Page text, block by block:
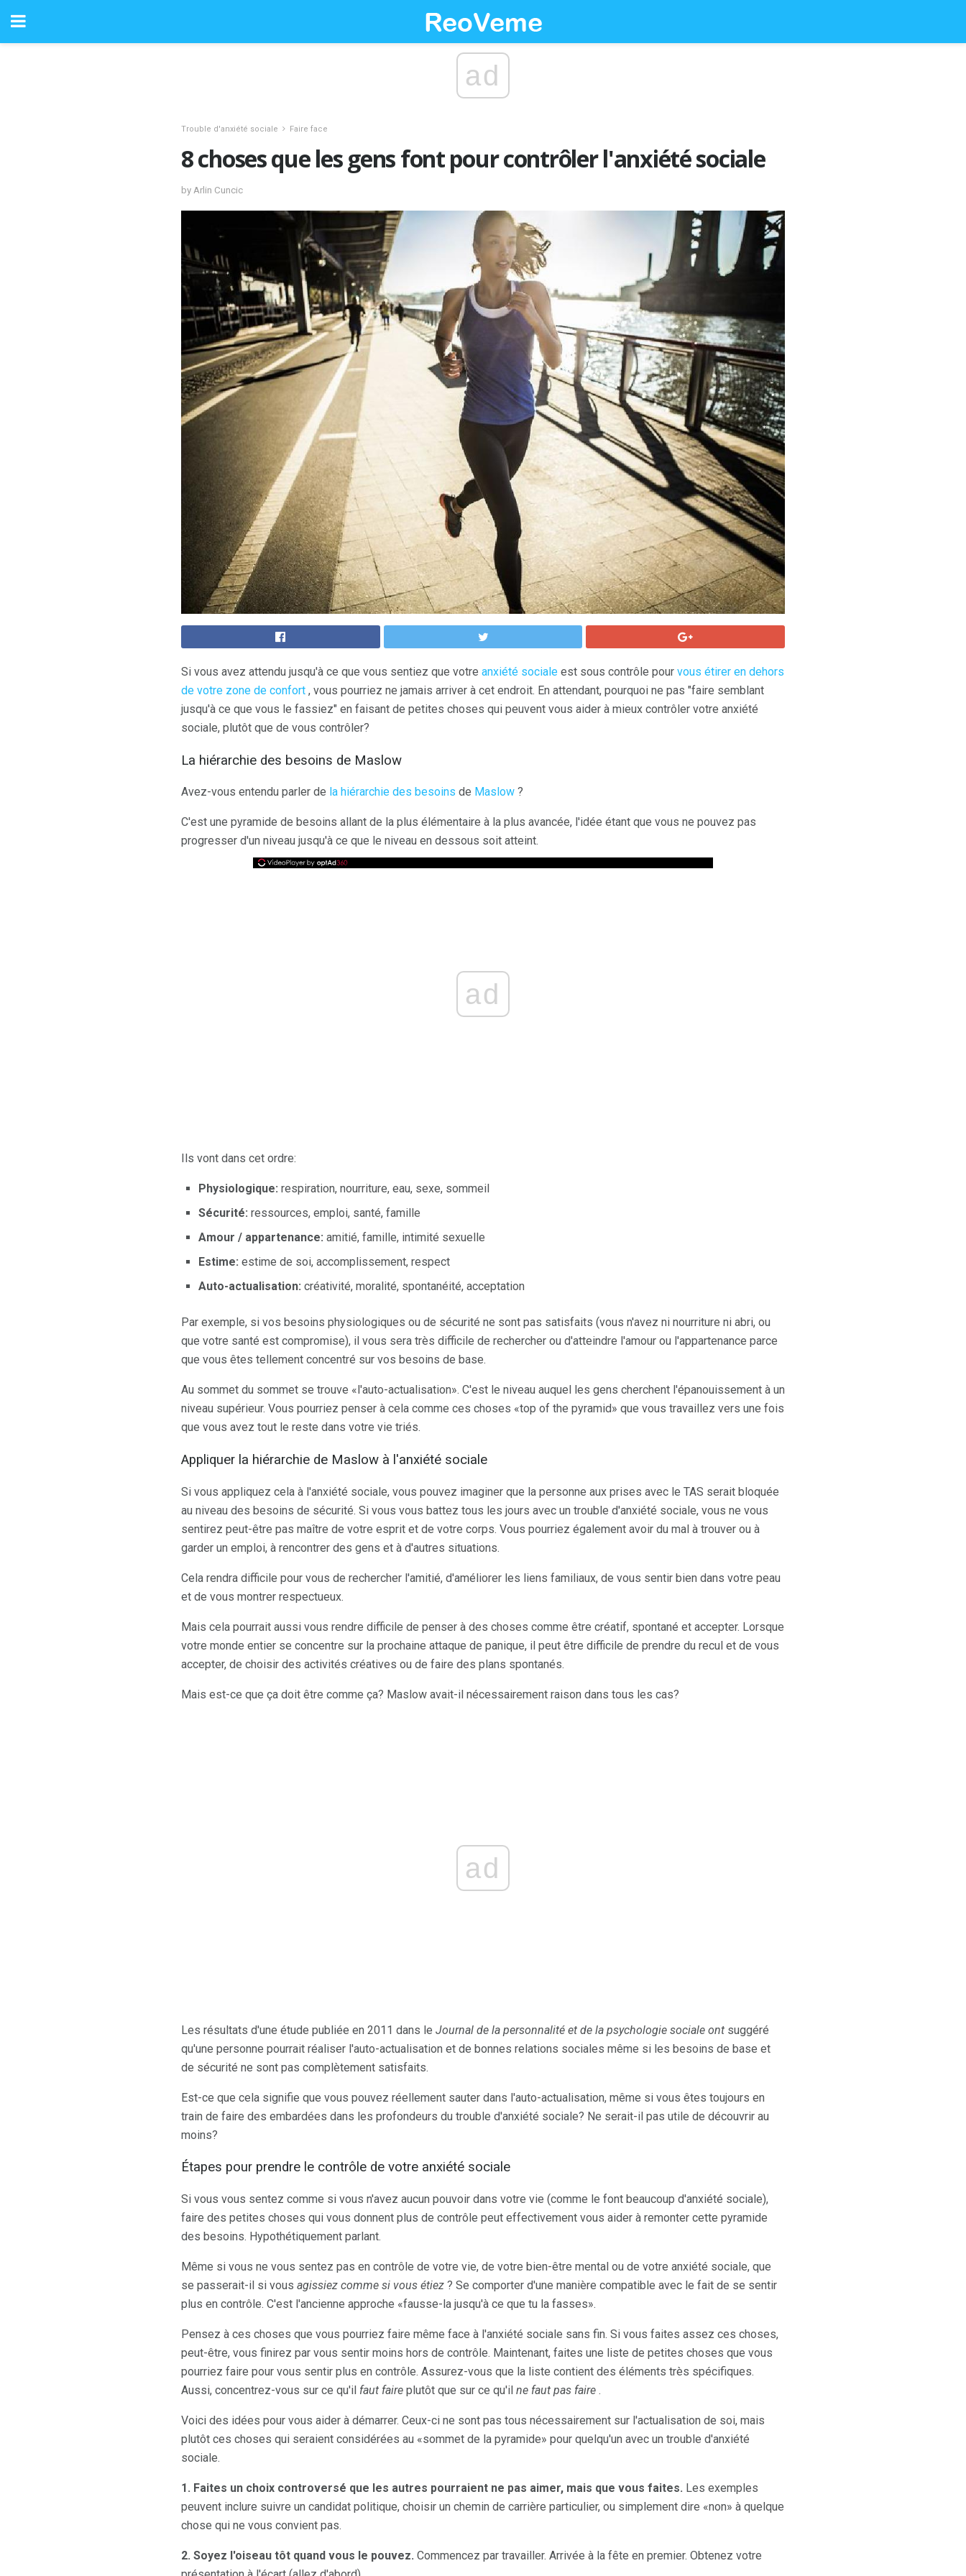
ad
Trouble d'anxiété sociale Faire face
8 choses que les gens font pour contrôler l'anxiété sociale
by Arlin Cuncic
Si vous avez attendu jusqu'à ce que vous sentiez que votre anxiété sociale est sous contrôle pour vous étirer en dehors
de votre zone de confort , vous pourriez ne jamais arriver à cet endroit. En attendant, pourquoi ne pas "faire semblant
jusqu'à ce que vous le fassiez" en faisant de petites choses qui peuvent vous aider à mieux contrôler votre anxiété
sociale, plutôt que de vous contrôler?
La hiérarchie des besoins de Maslow
Avez-vous entendu parler de la hiérarchie des besoins de Maslow ?
C'est une pyramide de besoins allant de la plus élémentaire à la plus avancée, l'idée étant que vous ne pouvez pas
progresser d'un niveau jusqu'à ce que le niveau en dessous soit atteint.
ad
Ils vont dans cet ordre:
Physiologique: respiration, nourriture, eau, sexe, sommeil
Sécurité: ressources, emploi, santé, famille
Amour / appartenance: amitié, famille, intimité sexuelle
Estime: estime de soi, accomplissement, respect
Auto-actualisation: créativité, moralité, spontanéité, acceptation
Par exemple, si vos besoins physiologiques ou de sécurité ne sont pas satisfaits (vous n'avez ni nourriture ni abri, ou
que votre santé est compromise), il vous sera très difficile de rechercher ou d'atteindre l'amour ou l'appartenance parce
que vous êtes tellement concentré sur vos besoins de base.
Au sommet du sommet se trouve «l'auto-actualisation». C'est le niveau auquel les gens cherchent l'épanouissement à un
niveau supérieur. Vous pourriez penser à cela comme ces choses «top of the pyramid» que vous travaillez vers une fois
que vous avez tout le reste dans votre vie triés.
Appliquer la hiérarchie de Maslow à l'anxiété sociale
Si vous appliquez cela à l'anxiété sociale, vous pouvez imaginer que la personne aux prises avec le TAS serait bloquée
au niveau des besoins de sécurité. Si vous vous battez tous les jours avec un trouble d'anxiété sociale, vous ne vous
sentirez peut-être pas maître de votre esprit et de votre corps. Vous pourriez également avoir du mal à trouver ou à
garder un emploi, à rencontrer des gens et à d'autres situations.
Cela rendra difficile pour vous de rechercher l'amitié, d'améliorer les liens familiaux, de vous sentir bien dans votre peau
et de vous montrer respectueux.
Mais cela pourrait aussi vous rendre difficile de penser à des choses comme être créatif, spontané et accepter. Lorsque
votre monde entier se concentre sur la prochaine attaque de panique, il peut être difficile de prendre du recul et de vous
accepter, de choisir des activités créatives ou de faire des plans spontanés.
Mais est-ce que ça doit être comme ça? Maslow avait-il nécessairement raison dans tous les cas?
ad
Les résultats d'une étude publiée en 2011 dans le Journal de la personnalité et de la psychologie sociale ont suggéré
qu'une personne pourrait réaliser l'auto-actualisation et de bonnes relations sociales même si les besoins de base et
de sécurité ne sont pas complètement satisfaits.
Est-ce que cela signifie que vous pouvez réellement sauter dans l'auto-actualisation, même si vous êtes toujours en
train de faire des embardées dans les profondeurs du trouble d'anxiété sociale? Ne serait-il pas utile de découvrir au
moins?
Étapes pour prendre le contrôle de votre anxiété sociale
Si vous vous sentez comme si vous n'avez aucun pouvoir dans votre vie (comme le font beaucoup d'anxiété sociale),
faire des petites choses qui vous donnent plus de contrôle peut effectivement vous aider à remonter cette pyramide
des besoins. Hypothétiquement parlant.
Même si vous ne vous sentez pas en contrôle de votre vie, de votre bien-être mental ou de votre anxiété sociale, que
se passerait-il si vous agissiez comme si vous étiez ? Se comporter d'une manière compatible avec le fait de se sentir
plus en contrôle. C'est l'ancienne approche «fausse-la jusqu'à ce que tu la fasses».
Pensez à ces choses que vous pourriez faire même face à l'anxiété sociale sans fin. Si vous faites assez ces choses,
peut-être, vous finirez par vous sentir moins hors de contrôle. Maintenant, faites une liste de petites choses que vous
pourriez faire pour vous sentir plus en contrôle. Assurez-vous que la liste contient des éléments très spécifiques.
Aussi, concentrez-vous sur ce qu'il faut faire plutôt que sur ce qu'il ne faut pas faire .
Voici des idées pour vous aider à démarrer. Ceux-ci ne sont pas tous nécessairement sur l'actualisation de soi, mais
plutôt ces choses qui seraient considérées au «sommet de la pyramide» pour quelqu'un avec un trouble d'anxiété
sociale.
1. Faites un choix controversé que les autres pourraient ne pas aimer, mais que vous faites. Les exemples
peuvent inclure suivre un candidat politique, choisir un chemin de carrière particulier, ou simplement dire «non» à quelque
chose qui ne vous convient pas.
2. Soyez l'oiseau tôt quand vous le pouvez. Commencez par travailler. Arrivée à la fête en premier. Obtenez votre